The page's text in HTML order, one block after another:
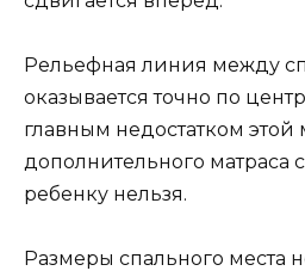
Рельефная линия между
оказывается точно по
главным недостатком этой
дополнительного матраса
ребенку нельзя.
Размеры спального места